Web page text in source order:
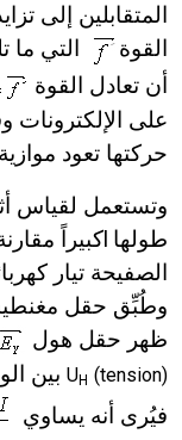
المتقابلين إلى
القوة
التي ما
أن تعادل القوة
على الإلكترونات
حركتها تعود
وتستعمل لقياس
طولها كبير
الصفيحة تيار
وطُبِّق حقل
ظهر حقل هول
(tension)
UH بين
فيُرى أنه يساوي